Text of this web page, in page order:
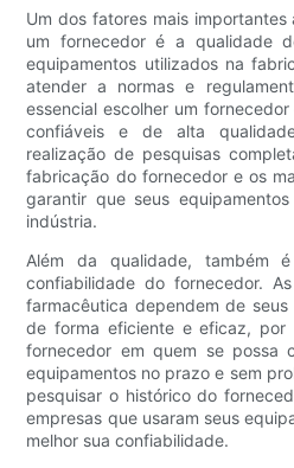
Um dos fatores mais
um fornecedor é a qualidade
equipamentos utilizados na
atender a normas e
essencial escolher um
confiáveis ​​e de alta
realização de pesquisas
fabricação do fornecedor e os
garantir que seus
indústria.
Além da qualidade, também
confiabilidade do fornecedor.
farmacêutica dependem de
de forma eficiente e eficaz, por
fornecedor em quem se possa
equipamentos no prazo e sem
pesquisar o histórico do
empresas que usaram seus
melhor sua confiabilidade.